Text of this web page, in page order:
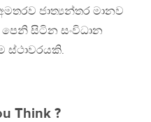
ජාත්‍යන්තර මානව
පෙනි සිටින සංවිධාන
ස්ථාවරයකි.
Think ?